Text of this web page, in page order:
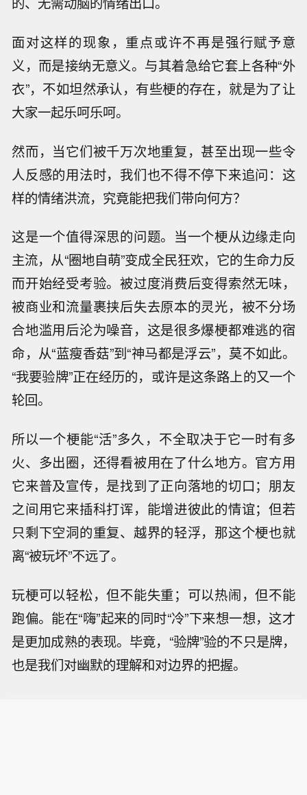
面对这样的现象，重点或许不再是强行赋予意
义，而是接纳无意义。与其着急给它套上各种“外
衣”，不如坦然承认，有些梗的存在，就是为了让
大家一起乐呵乐呵。
然而，当它们被千万次地重复，甚至出现一些令
人反感的用法时，我们也不得不停下来追问：这
样的情绪洪流，究竟能把我们带向何方？
这是一个值得深思的问题。当一个梗从边缘走向
主流，从“圈地自萌”变成全民狂欢，它的生命力反
而开始经受考验。被过度消费后变得索然无味，
被商业和流量裹挟后失去原本的灵光，被不分场
合地滥用后沦为噪音，这是很多爆梗都难逃的宿
命，从“蓝瘦香菇”到“神马都是浮云”，莫不如此。
“我要验牌”正在经历的，或许是这条路上的又一个
轮回。
所以一个梗能“活”多久，不全取决于它一时有多
火、多出圈，还得看被用在了什么地方。官方用
它来普及宣传，是找到了正向落地的切口；朋友
之间用它来插科打诨，能增进彼此的情谊；但若
只剩下空洞的重复、越界的轻浮，那这个梗也就
离“被玩坏”不远了。
玩梗可以轻松，但不能失重；可以热闹，但不能
跑偏。能在“嗨”起来的同时“冷”下来想一想，这才
是更加成熟的表现。毕竟，“验牌”验的不只是牌，
也是我们对幽默的理解和对边界的把握。